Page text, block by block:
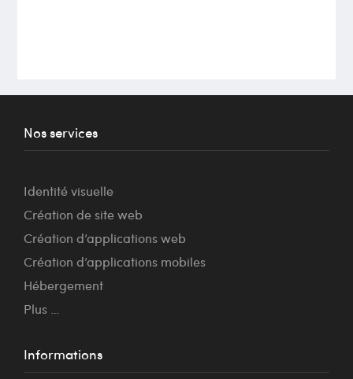
Nos services
Identité visuelle
Création de site web
Création d’applications web
Création d’applications mobiles
Hébergement
Plus …
Informations